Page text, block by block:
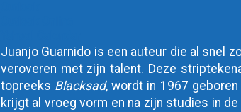
Juanjo Guarnido is een auteur die al snel
veroveren met zijn talent. Deze
topreeks Blacksad, wordt in 1967
krijgt al vroeg vorm en na zijn studies in